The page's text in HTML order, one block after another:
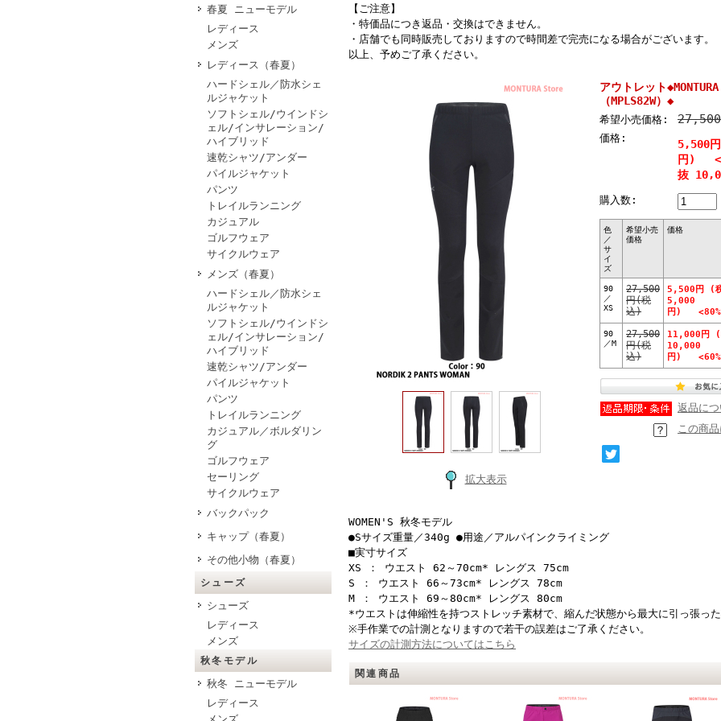
春夏 ニューモデル
レディース
メンズ
レディース（春夏）
ハードシェル／防水シェ
ルジャケット
ソフトシェル/ウインドシ
ェル/インサレーション/
ハイブリッド
速乾シャツ/アンダー
パイルジャケット
パンツ
トレイルランニング
カジュアル
ゴルフウェア
サイクルウェア
メンズ（春夏）
ハードシェル／防水シェ
ルジャケット
ソフトシェル/ウインドシ
ェル/インサレーション/
ハイブリッド
速乾シャツ/アンダー
パイルジャケット
パンツ
トレイルランニング
カジュアル／ボルダリン
グ
ゴルフウェア
セーリング
サイクルウェア
バックパック
キャップ（春夏）
その他小物（春夏）
シューズ
シューズ
レディース
メンズ
秋冬モデル
秋冬 ニューモデル
レディース
【ご注意】
・特価品につき返品・交換はできません。
・店舗でも同時販売しておりますので時間差で完売になる場合がございます。
以上、予めご了承ください。
拡大表示
アウトレット
（MPLS82W）◆
希望小売価格:
価格:
5,500
円)
抜
購入数:
色
／
サ
イ
ズ
希望小売
価格
価格
90
／
XS
27,500
円(税
込)
5,500円 (
5,000
円)
90
／M
27,500
円(税
込)
11,000円 (
10,000
円)
返品に
この商
WOMEN'S 秋冬モデル
●Sサイズ重量／340g ●用途／アルパインクライミング
■実寸サイズ
XS ： ウエスト 62～70cm* レングス 75cm
S ： ウエスト 66～73cm* レングス 78cm
M ： ウエスト 69～80cm* レングス 80cm
*ウエストは伸縮性を持つストレッチ素材で、縮んだ状態から最大に引っ張っ
※手作業での計測となりますので若干の誤差はご了承ください。
サイズの計測方法についてはこちら
関連商品